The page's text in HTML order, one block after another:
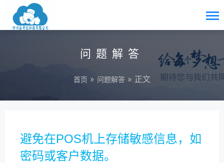
问题解答
首页 » 问题解答 » 正文
避免在POS机上存储敏感信息，如
密码或客户数据。